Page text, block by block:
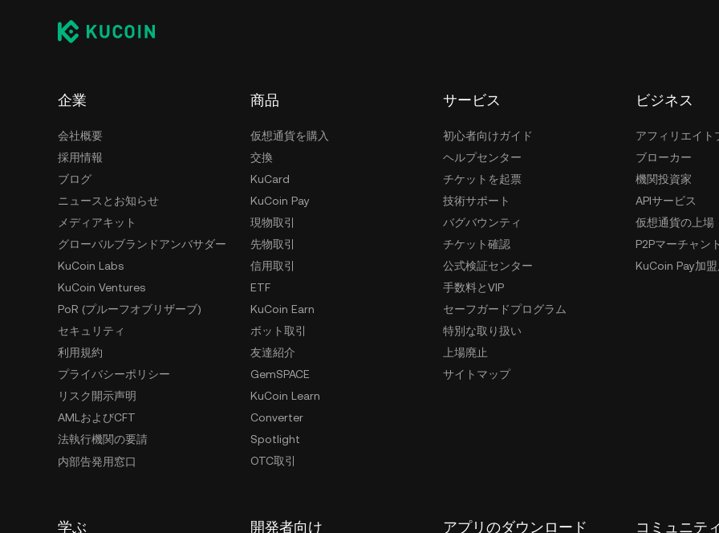
企業
会社概要
採用情報
ブログ
ニュースとお知らせ
メディアキット
グローバルブランドアンバサダー
KuCoin Labs
KuCoin Ventures
PoR (プルーフオブリザーブ)
セキュリティ
利用規約
プライバシーポリシー
リスク開示声明
AMLおよびCFT
法執行機関の要請
内部告発用窓口
商品
仮想通貨を購入
交換
KuCard
KuCoin Pay
現物取引
先物取引
信用取引
ETF
KuCoin Earn
ボット取引
友達紹介
GemSPACE
KuCoin Learn
Converter
Spotlight
OTC取引
サービス
初心者向けガイド
ヘルプセンター
チケットを起票
技術サポート
バグバウンティ
チケット確認
公式検証センター
手数料とVIP
セーフガードプログラム
特別な取り扱い
上場廃止
サイトマップ
ビジネス
アフィリエイト
ブローカー
機関投資家
APIサービス
仮想通貨の上場
P2Pマーチャン
KuCoin Pay加
学ぶ 開発者向け アプリのダウンロード コミュニティ